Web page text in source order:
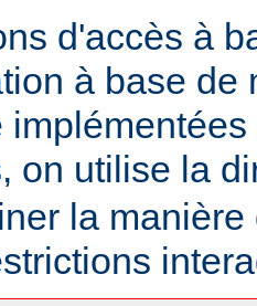
d'accès à
à base de
on utilise la
la